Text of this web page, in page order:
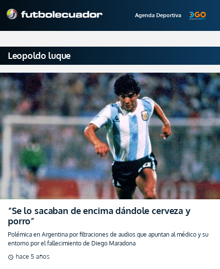
Agenda Deportiva
Leopoldo luque
“Se lo sacaban de encima dándole cerveza y
porro”
Polémica en Argentina por filtraciones de audios que apuntan al médico y su
entorno por el fallecimiento de Diego Maradona
schedule hace 5 años